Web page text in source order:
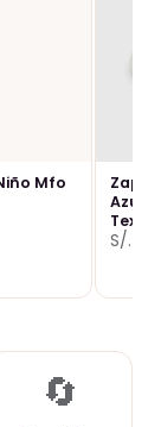
Mfo
Azul
Textil
S/. 69
🔄